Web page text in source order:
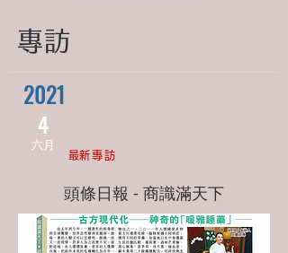
專訪
2021
​最新專訪
頭條日報 - 商識滿天下
​六月
4